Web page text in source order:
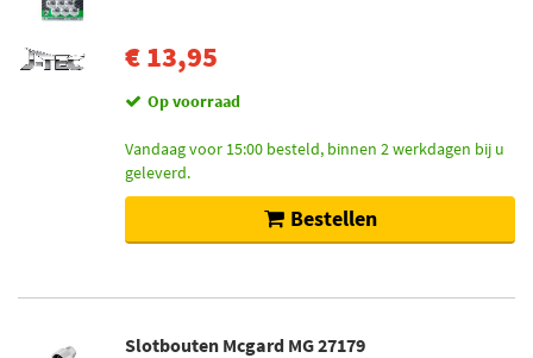
€ 13,95
Op voorraad
Vandaag voor 15:00 besteld, binnen 2 werkdagen bij u
geleverd.
Bestellen
Slotbouten Mcgard MG 27179